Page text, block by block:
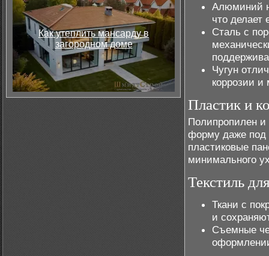
Как утеплить мансарду в
загородном доме
Алюминий
что делает
Сталь с
Чугун
коррозии и
Пластик и
Полипропилен
форму даже под
пластиковые
минимального
Текстиль
Ткани с
и
Съемные